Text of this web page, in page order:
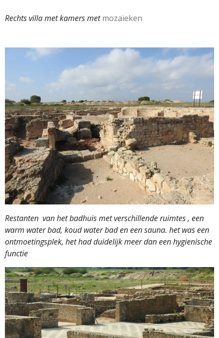
Rechts villa met kamers metmozaïeken
Restanten van het badhuis met verschillende ruimtes , een
warm water bad, koud water bad en een sauna. het was een
ontmoetingsplek, het had duidelijk meer dan een hygienische
functie